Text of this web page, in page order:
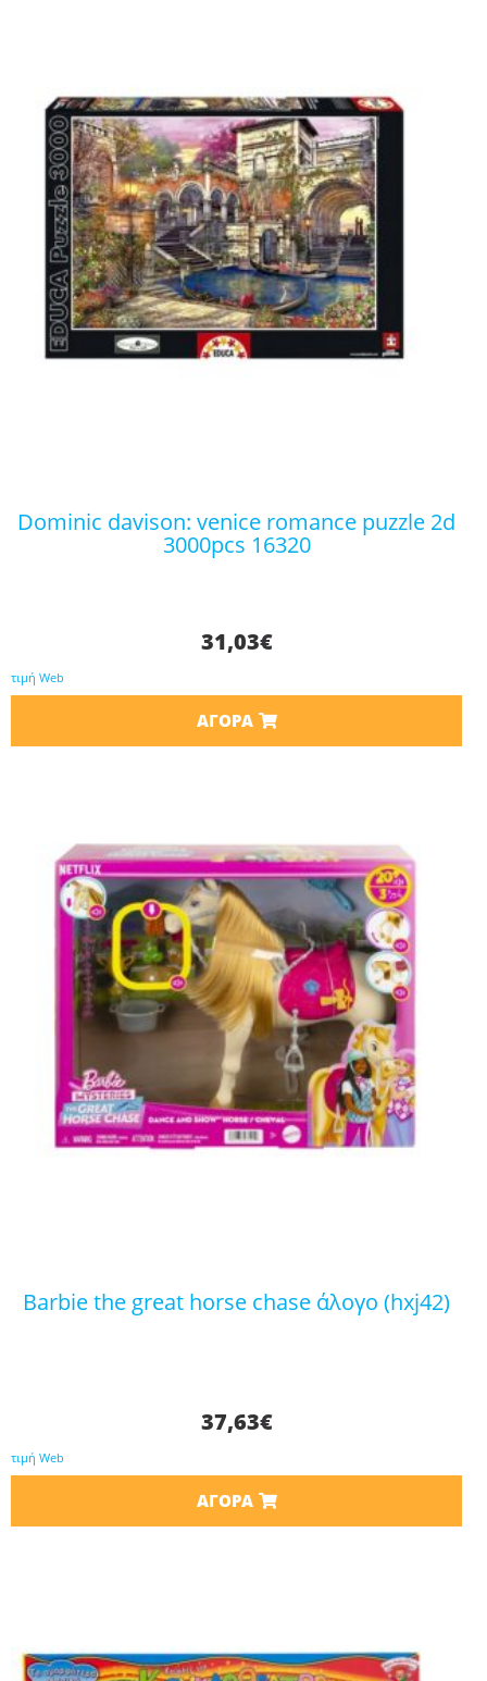
dominic davison: venice romance puzzle 2d
3000pcs 16320
31,03€
τιμή Web
ΑΓΟΡΆ
barbie the great horse chase άλογο (hxj42)
37,63€
τιμή Web
ΑΓΟΡΆ